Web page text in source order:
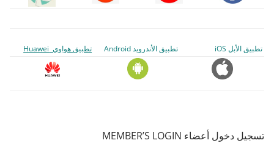
تطبيق الأبل iOS تطبيق الأندرويد Android تطبيق هواوي Huawei
تسجيل دخول أعضاء MEMBER’S LOGIN